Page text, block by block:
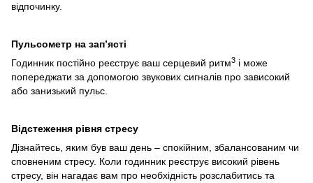
відпочинку.
Пульсометр на зап’ясті
Годинник постійно реєструє ваш серцевий ритм3 і може
попереджати за допомогою звукових сигналів про зависокий
або занизький пульс.
Відстеження рівня стресу
Дізнайтесь, яким був ваш день – спокійним, збалансованим чи
сповненим стресу. Коли годинник реєструє високий рівень
стресу, він нагадає вам про необхідність розслабитись та